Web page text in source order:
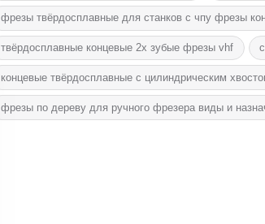
фрезы твёрдосплавные для станков с чпу фрезы
твёрдосплавные концевые 2х зубые фрезы vhf
концевые твёрдосплавные с цилиндрическим
фрезы по дереву для ручного фрезера виды и